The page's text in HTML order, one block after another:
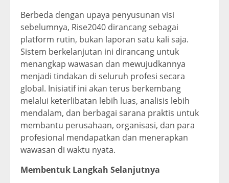
Berbeda dengan upaya penyusunan visi
sebelumnya, Rise2040 dirancang sebagai
platform rutin, bukan laporan satu kali saja.
Sistem berkelanjutan ini dirancang untuk
menangkap wawasan dan mewujudkannya
menjadi tindakan di seluruh profesi secara
global. Inisiatif ini akan terus berkembang
melalui keterlibatan lebih luas, analisis lebih
mendalam, dan berbagai sarana praktis untuk
membantu perusahaan, organisasi, dan para
profesional mendapatkan dan menerapkan
wawasan di waktu nyata.
Membentuk Langkah Selanjutnya